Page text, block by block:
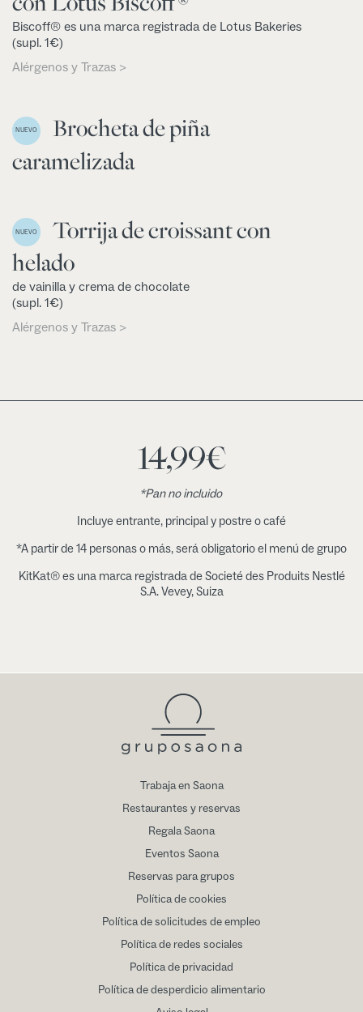
Biscoff® es una marca registrada de Lotus Bakeries
(supl. 1€)
Alérgenos y Trazas >
NUEVO
Brocheta de piña
caramelizada
NUEVO
Torrija de croissant con
helado
de vainilla y crema de chocolate
(supl. 1€)
Alérgenos y Trazas >
14,99€
*Pan no incluido
Incluye entrante, principal y postre o café
*A partir de 14 personas o más, será obligatorio el menú de grupo
KitKat® es una marca registrada de Societé des Produits Nestlé
S.A. Vevey, Suiza
Trabaja en Saona
Restaurantes y reservas
Regala Saona
Eventos Saona
Reservas para grupos
Política de cookies
Política de solicitudes de empleo
Política de redes sociales
Política de privacidad
Política de desperdicio alimentario